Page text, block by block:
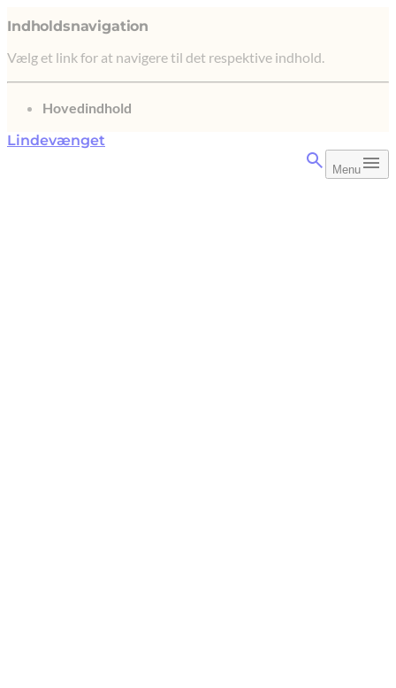
Indholdsnavigation
Vælg et link for at navigere til det respektive indhold.
gå til
Hovedindhold
Lindevænget
Menu